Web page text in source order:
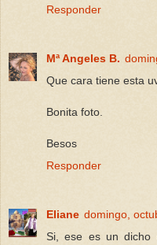
Responder
Mª Angeles B.
Que cara tiene esta
Bonita foto.
Besos
Responder
Eliane domingo,
Si, ese es un dicho